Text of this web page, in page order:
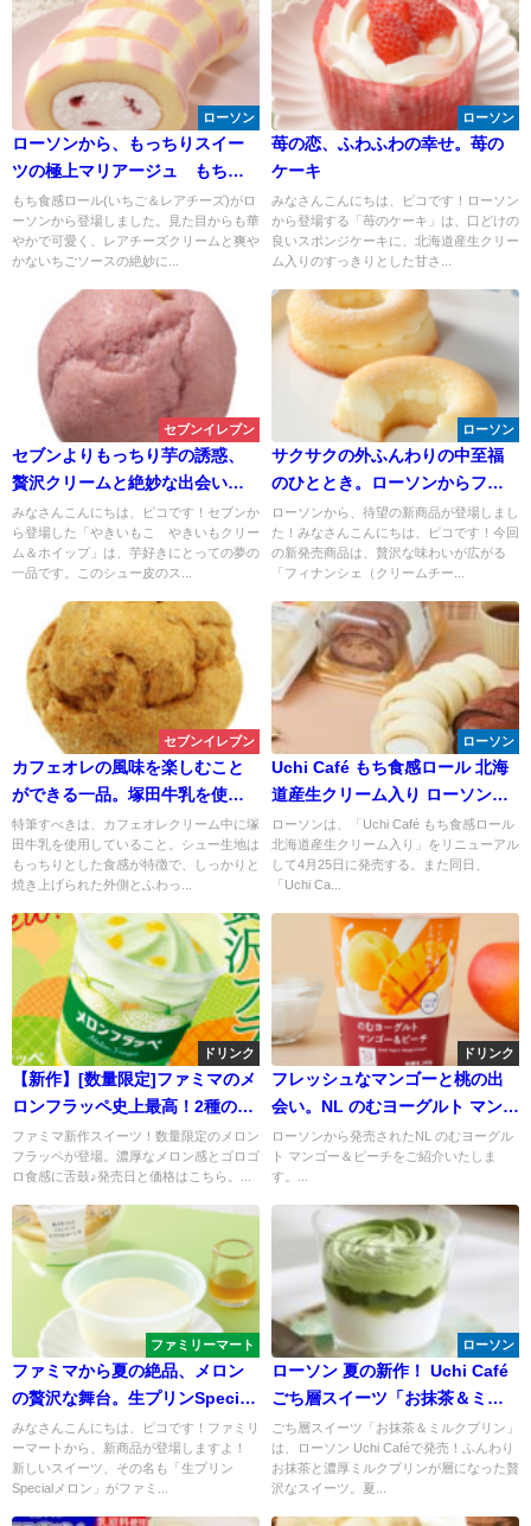
ローソン
ローソンから、もっちりスイー
ツの極上マリアージュ もち食
感ロール登場！
もち食感ロール(いちご＆レアチーズ)がロ
ーソンから登場しました。見た目からも華
やかで可愛く、レアチーズクリームと爽や
かないちごソースの絶妙に...
ローソン
苺の恋、ふわふわの幸せ。苺の
ケーキ
みなさんこんにちは、ピコです！ローソン
から登場する「苺のケーキ」は、口どけの
良いスポンジケーキに、北海道産生クリー
ム入りのすっきりとした甘さ...
セブンイレブン
セブンよりもっちり芋の誘惑、
贅沢クリームと絶妙な出会い。
やきいもこ やきいもクリーム
＆ホイップ
みなさんこんにちは、ピコです！セブンか
ら登場した「やきいもこ やきいもクリー
ム＆ホイップ」は、芋好きにとっての夢の
一品です。このシュー皮のス...
ローソン
サクサクの外ふんわりの中至福
のひととき。ローソンからフィ
ナンシェ(クリームチーズ)
ローソンから、待望の新商品が登場しまし
た！みなさんこんにちは、ピコです！今回
の新発売商品は、贅沢な味わいが広がる
「フィナンシェ（クリームチー...
セブンイレブン
カフェオレの風味を楽しむこと
ができる一品。塚田牛乳を使っ
たかふぇおれもこ
特筆すべきは、カフェオレクリーム中に塚
田牛乳を使用していること。シュー生地は
もっちりとした食感が特徴で、しっかりと
焼き上げられた外側とふわっ...
ローソン
Uchi Café もち食感ロール 北海
道産生クリーム入り ローソンス
イーツ
ローソンは、「Uchi Café もち食感ロール
北海道産生クリーム入り」をリニューアル
して4月25日に発売する。また同日、
「Uchi Ca...
ドリンク
【新作】[数量限定]ファミマのメ
ロンフラッペ史上最高！2種の濃
厚なメロン感とゴロゴロ食感に
舌鼓♪
ファミマ新作スイーツ！数量限定のメロン
フラッペが登場。濃厚なメロン感とゴロゴ
ロ食感に舌鼓♪発売日と価格はこちら。...
ドリンク
フレッシュなマンゴーと桃の出
会い。NL のむヨーグルト マンゴ
ー＆ピーチで、心地良いまろや
かさと豊かな味わいを楽しもう
ローソンから発売されたNL のむヨーグル
ト マンゴー＆ピーチをご紹介いたしま
す。...
ファミリーマート
ファミマから夏の絶品、メロン
の贅沢な舞台。生プリンSpecial
メロンで極上のメロン体験を。
みなさんこんにちは、ピコです！ファミリ
ーマートから、新商品が登場しますよ！
新しいスイーツ、その名も「生プリン
Specialメロン」がファミ...
ローソン
ローソン 夏の新作！ Uchi Café
ごち層スイーツ「お抹茶＆ミル
クプリン」が魅力的
ごち層スイーツ「お抹茶＆ミルクプリン」
は、ローソン Uchi Caféで発売！ふんわり
お抹茶と濃厚ミルクプリンが層になった贅
沢なスイーツ。夏...